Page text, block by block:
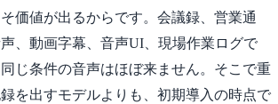
価値が出るからです。会議録、営業通
、動画字幕、音声UI、現場作業ログで
じ条件の音声はほぼ来ません。そこで重
を出すモデルよりも、初期導入の時点で